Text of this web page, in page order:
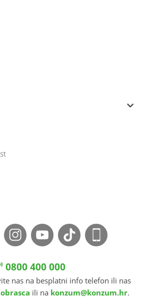
0800 400 000
nas na besplatni info telefon ili nas
obrasca ili na konzum@konzum.hr.